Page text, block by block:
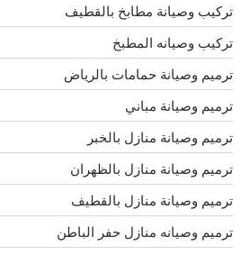
تركيب وصيانة مطابخ بالقطيف
تركيب وصيانه المطبخ
ترميم وصيانة حمامات بالرياض
ترميم وصيانة مباني
ترميم وصيانة منازل بالخبر
ترميم وصيانة منازل بالظهران
ترميم وصيانة منازل بالقطيف
ترميم وصيانه منازل حفر الباطن